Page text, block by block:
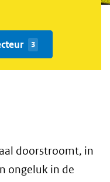
3
doorstroomt, in
ongeluk in de